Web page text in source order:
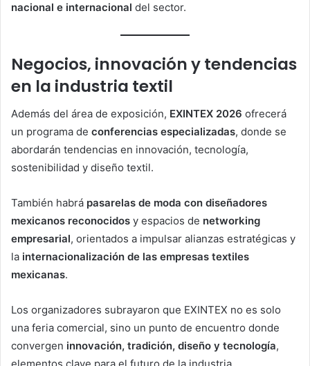
nacional e internacional del sector.
Negocios, innovación y tendencias
en la industria textil
Además del área de exposición, EXINTEX 2026 ofrecerá
un programa de conferencias especializadas, donde se
abordarán tendencias en innovación, tecnología,
sostenibilidad y diseño textil.
También habrá pasarelas de moda con diseñadores
mexicanos reconocidos y espacios de networking
empresarial, orientados a impulsar alianzas estratégicas y
la internacionalización de las empresas textiles
mexicanas.
Los organizadores subrayaron que EXINTEX no es solo
una feria comercial, sino un punto de encuentro donde
convergen innovación, tradición, diseño y tecnología,